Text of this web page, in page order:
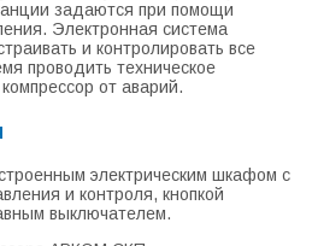
задаются при помощи
Электронная система
и контролировать все
проводить техническое
от аварий.
электрическим шкафом с
и контроля, кнопкой
выключателем.